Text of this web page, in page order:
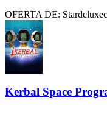
OFERTA DE:
Kerbal Space